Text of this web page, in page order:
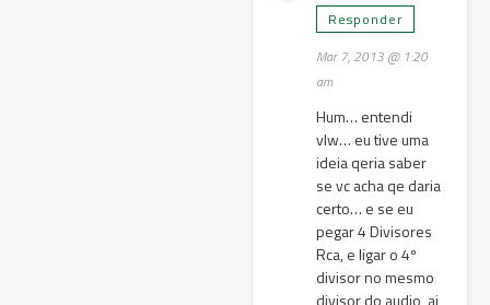
Responder
Mar 7, 2013 @ 1:20
am
Hum… entendi
vlw… eu tive uma
ideia qeria saber
se vc acha qe daria
certo… e se eu
pegar 4 Divisores
Rca, e ligar o 4º
divisor no mesmo
divisor do audio, ai